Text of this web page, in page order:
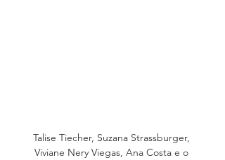
Talise Tiecher, Suzana Strassburger,
Viviane Nery Viegas, Ana Costa e o